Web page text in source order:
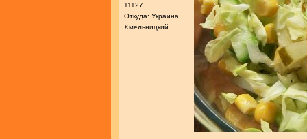
11127
Откуда: Украина,
Хмельницкий